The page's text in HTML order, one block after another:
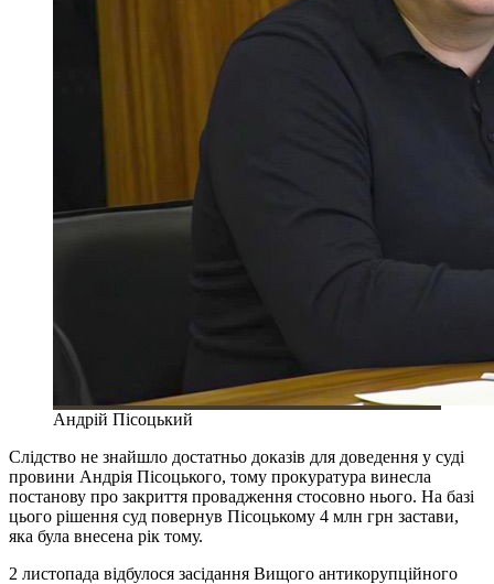
Андрій Пісоцький
Слідство не знайшло достатньо доказів для доведення у суді
провини Андрія Пісоцького, тому прокуратура винесла
постанову про закриття провадження стосовно нього. На базі
цього рішення суд повернув Пісоцькому 4 млн грн застави,
яка була внесена рік тому.
2 листопада відбулося засідання Вищого антикорупційного